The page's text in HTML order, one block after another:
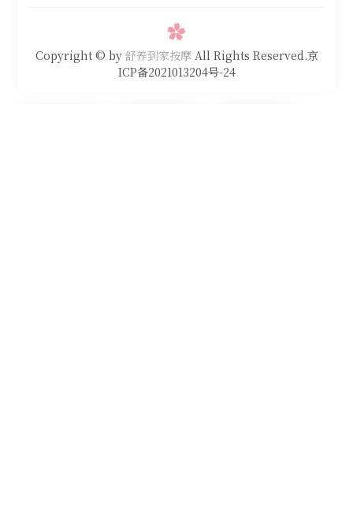
Copyright © by 舒养到家按摩All Rights Reserved.京
ICP备2021013204号-24